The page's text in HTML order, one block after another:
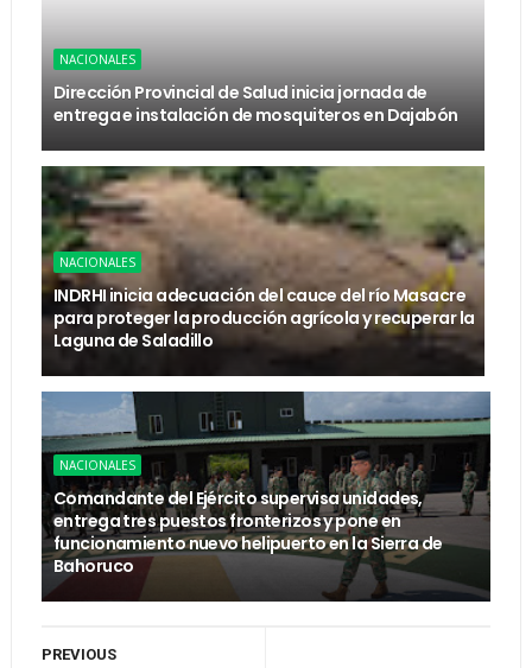
NACIONALES
Dirección Provincial de Salud inicia jornada de
entrega e instalación de mosquiteros en Dajabón
NACIONALES
INDRHI inicia adecuación del cauce del río Masacre
para proteger la producción agrícola y recuperar la
Laguna de Saladillo
NACIONALES
Comandante del Ejército supervisa unidades,
entrega tres puestos fronterizos y pone en
funcionamiento nuevo helipuerto en la Sierra de
Bahoruco
PREVIOUS